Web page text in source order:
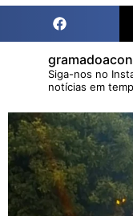
Siga-nos no
notícias em